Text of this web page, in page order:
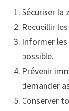
Sécuriser la
Recueillir
Informer
possible.
Prévenir
demander
Conserver